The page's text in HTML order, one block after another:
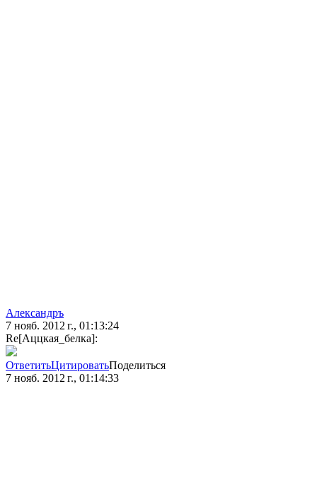
Александръ
7 нояб. 2012 г., 01:13:24
Re[Аццкая_белка]:
ОтветитьЦитироватьПоделиться
7 нояб. 2012 г., 01:14:33